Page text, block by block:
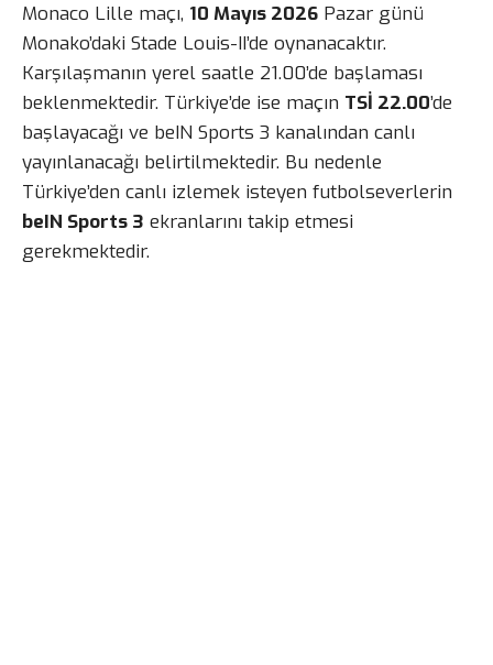
Monaco Lille maçı, 10 Mayıs 2026 Pazar günü
Monako’daki Stade Louis-II’de oynanacaktır.
Karşılaşmanın yerel saatle 21.00’de başlaması
beklenmektedir. Türkiye’de ise maçın TSİ 22.00’de
başlayacağı ve beIN Sports 3 kanalından canlı
yayınlanacağı belirtilmektedir. Bu nedenle
Türkiye’den canlı izlemek isteyen futbolseverlerin
beIN Sports 3 ekranlarını takip etmesi
gerekmektedir.